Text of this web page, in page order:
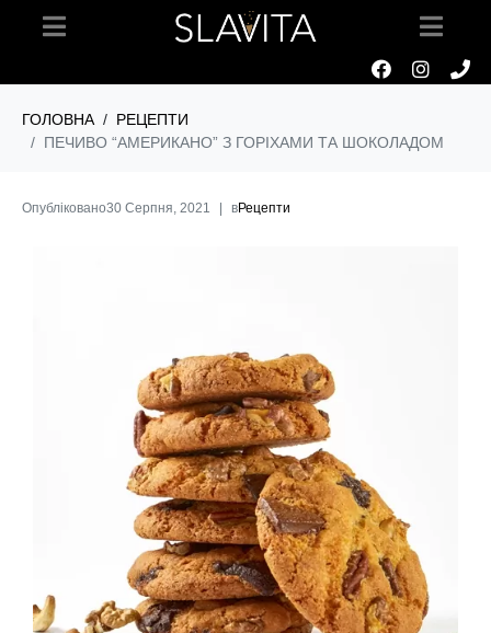
ГОЛОВНА
РЕЦЕПТИ
ПЕЧИВО “АМЕРИКАНО” З ГОРІХАМИ ТА ШОКОЛАДОМ
Опубліковано30 Серпня, 2021 вРецепти